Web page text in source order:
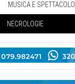
MUSICA E SPETTACOLO
NECROLOGIE